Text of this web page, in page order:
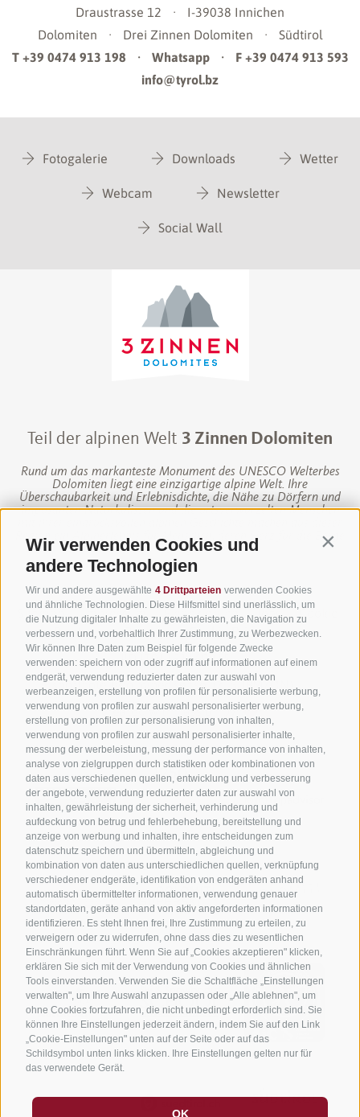
Wir verwenden Cookies und
andere Technologien
Wir und andere ausgewählte 4 Drittparteien verwenden Cookies
und ähnliche Technologien. Diese Hilfsmittel sind unerlässlich, um
die Nutzung digitaler Inhalte zu gewährleisten, die Navigation zu
verbessern und, vorbehaltlich Ihrer Zustimmung, zu Werbezwecken.
Wir können Ihre Daten zum Beispiel für folgende Zwecke
verwenden: speichern von oder zugriff auf informationen auf einem
endgerät, verwendung reduzierter daten zur auswahl von
werbeanzeigen, erstellung von profilen für personalisierte werbung,
verwendung von profilen zur auswahl personalisierter werbung,
erstellung von profilen zur personalisierung von inhalten,
verwendung von profilen zur auswahl personalisierter inhalte,
messung der werbeleistung, messung der performance von inhalten,
analyse von zielgruppen durch statistiken oder kombinationen von
daten aus verschiedenen quellen, entwicklung und verbesserung
der angebote, verwendung reduzierter daten zur auswahl von
inhalten, gewährleistung der sicherheit, verhinderung und
aufdeckung von betrug und fehlerbehebung, bereitstellung und
anzeige von werbung und inhalten, ihre entscheidungen zum
datenschutz speichern und übermitteln, abgleichung und
kombination von daten aus unterschiedlichen quellen, verknüpfung
verschiedener endgeräte, identifikation von endgeräten anhand
automatisch übermittelter informationen, verwendung genauer
standortdaten, geräte anhand von aktiv angeforderten informationen
identifizieren. Es steht Ihnen frei, Ihre Zustimmung zu erteilen, zu
verweigern oder zu widerrufen, ohne dass dies zu wesentlichen
Einschränkungen führt. Wenn Sie auf „Cookies akzeptieren" klicken,
erklären Sie sich mit der Verwendung von Cookies und ähnlichen
Tools einverstanden. Verwenden Sie die Schaltfläche „Einstellungen
verwalten", um Ihre Auswahl anzupassen oder „Alle ablehnen", um
ohne Cookies fortzufahren, die nicht unbedingt erforderlich sind. Sie
können Ihre Einstellungen jederzeit ändern, indem Sie auf den Link
„Cookie-Einstellungen" unten auf der Seite oder auf das
Schildsymbol unten links klicken. Ihre Einstellungen gelten nur für
das verwendete Gerät.
OK
Draustrasse 12 · I-39038 Innichen
Dolomiten
· Drei Zinnen Dolomiten ·
Südtirol
T +39 0474 913 198
· Whatsapp ·
F +39 0474 913 593
info@tyrol.bz
Fotogalerie Downloads Wetter
Webcam Newsletter
Social Wall
Teil der alpinen Welt 3 Zinnen Dolomiten
Rund um das markanteste Monument des UNESCO Welterbes
Dolomiten liegt eine einzigartige alpine Welt. Ihre
Überschaubarkeit und Erlebnisdichte, die Nähe zu Dörfern und
imposanten Naturkulissen und die ortsverwurzelten Menschen
Region ein Alpinerlebnis für Menschen, deren Herz für die Berge
schlägt.
Sitemap · Impressum · Finanzierung · Jobs ·
Cookie-
Richtlinie · Privacy ·
Cookie Präferenzen
UID IT01191160215
·
sporthoteltyrol@pec.senso.bz (SUBM7ØN)
created with passion by